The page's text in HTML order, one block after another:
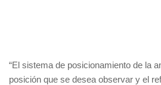
“El sistema de posicionamiento de la
posición que se desea observar y el